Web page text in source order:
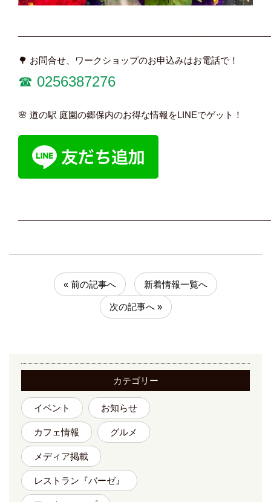
🌳 お問合せ、ワークショップのお申込みはお電話で！
☎︎ 0256387276
🌸 道の駅 庭園の郷保内のお得な情報をLINEでゲット！
« 前の記事へ 新着情報一覧へ
次の記事へ »
カテゴリー
イベント お知らせ
カフェ情報 グルメ
メディア掲載
レストラン『バーゼ』